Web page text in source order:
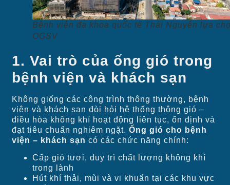
Bệnh viện đa khoa quốc tế Thái Nguyên lựa
OGSV
1. Vai trò của ống gió trong
bệnh viện và khách sạn
Không giống các công trình thông thường, bệnh
viện và khách sạn đòi hỏi hệ thống thông gió –
điều hòa không khí hoạt động liên tục, ổn định và
đạt tiêu chuẩn nghiêm ngặt.Ống gió cho bệnh
viện – khách sạn có các chức năng chính:
Cấp gió tươi, duy trì chất lượng không khí
trong lành
Hút khí thải, mùi và vi khuẩn tại các khu vực